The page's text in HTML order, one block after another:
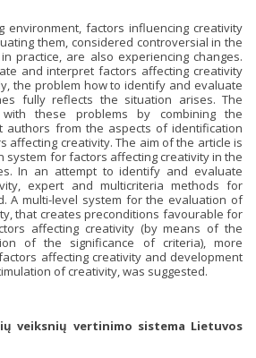
environment, factors influencing creativity
them, considered controversial in the
practice, are also experiencing changes.
and interpret factors affecting creativity
the problem how to identify and evaluate
fully reflects the situation arises. The
these problems by combining the
authors from the aspects of identification
affecting creativity. The aim of the article is
system for factors affecting creativity in the
In an attempt to identify and evaluate
expert and multicriteria methods for
A multi-level system for the evaluation of
that creates preconditions favourable for
affecting creativity (by means of the
of the significance of criteria), more
affecting creativity and development
of creativity, was suggested.
veiksnių vertinimo sistema Lietuvos